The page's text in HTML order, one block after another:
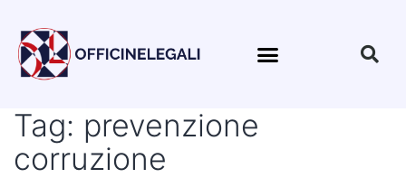
Tag: prevenzione
corruzione